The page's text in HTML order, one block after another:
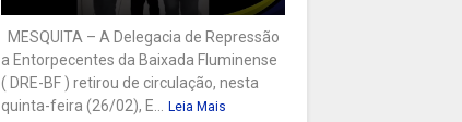
MESQUITA – A Delegacia de Repressão
a Entorpecentes da Baixada Fluminense
( DRE-BF ) retirou de circulação, nesta
quinta-feira (26/02), E... Leia Mais